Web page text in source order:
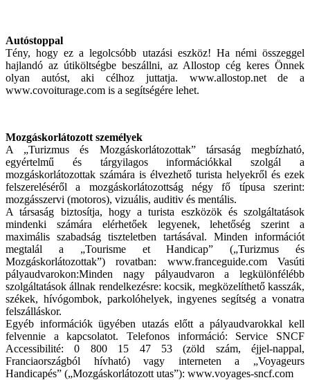
Autóstoppal
Tény, hogy ez a legolcsóbb utazási eszköz! Ha némi összeggel
hajlandó az útiköltségbe beszállni, az Allostop cég keres Önnek
olyan autóst, aki célhoz juttatja. www.allostop.net de a
www.covoiturage.com is a segítségére lehet.
Mozgáskorlátozott személyek
A „Turizmus és Mozgáskorlátozottak” társaság megbízható,
egyértelmű és tárgyilagos információkkal szolgál a
mozgáskorlátozottak számára is élvezhető turista helyekről és ezek
felszereléséről a mozgáskorlátozottság négy fő típusa szerint:
mozgásszervi (motoros), vizuális, auditiv és mentális.
A társaság biztosítja, hogy a turista eszközök és szolgáltatások
mindenki számára elérhetőek legyenek, lehetőség szerint a
maximális szabadság tiszteletben tartásával. Minden információt
megtalál a „Tourisme et Handicap” („Turizmus és
Mozgáskorlátozottak”) rovatban: www.franceguide.com Vasúti
pályaudvarokon:Minden nagy pályaudvaron a legkülönfélébb
szolgáltatások állnak rendelkezésre: kocsik, megközelíthető kasszák,
székek, hívógombok, parkolóhelyek, ingyenes segítség a vonatra
felszálláskor.
Egyéb információk ügyében utazás előtt a pályaudvarokkal kell
felvennie a kapcsolatot. Telefonos információ: Service SNCF
Accessibilité: 0 800 15 47 53 (zöld szám, éjjel-nappal,
Franciaországból hívható) vagy interneten a „Voyageurs
Handicapés” („Mozgáskorlátozott utas”): www.voyages-sncf.com